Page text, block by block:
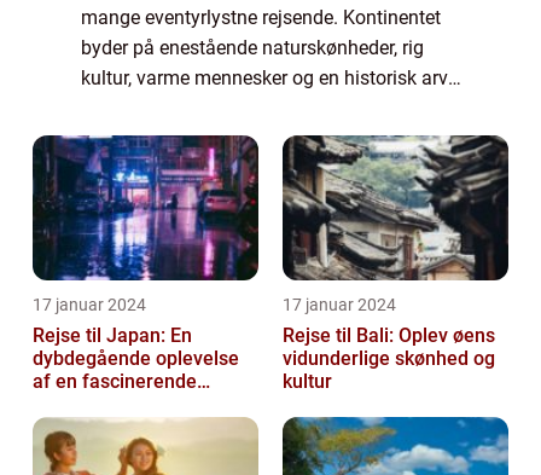
mange eventyrlystne rejsende. Kontinentet
byder på enestående naturskønheder, rig
kultur, varme mennesker og en historisk arv,
vil vi udforske, hvorfor rejser...
17 januar 2024
Rejse til Japan: En
dybdegående oplevelse
af en fascinerende
17 januar 2024
Rejse til Bali: Oplev øens
vidunderlige skønhed og
kultur